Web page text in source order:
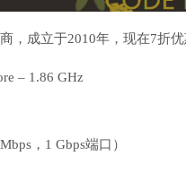
，成立于2010年，现在7折
– 1.86 GHz
，1 Gbps端口）